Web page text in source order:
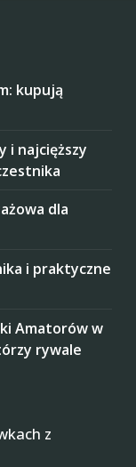
kupują
i najcięższy
dla
i praktyczne
Amatorów w
rywale
z